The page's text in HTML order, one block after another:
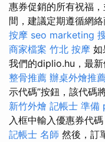
惠券促銷的所有祝福
間，建議定期遵循網
按摩 seo marketing
商家檔案 竹北 按摩 如
我們的diplio.hu，最新
整骨推薦 辦桌外燴推
示代碼”按鈕，該代碼
新竹外燴 記帳士 準備
入框中輸入優惠券代碼
記帳士 名師 然後，訂